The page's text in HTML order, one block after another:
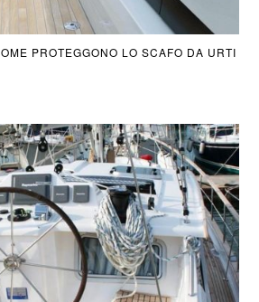
PROTEGGONO LO SCAFO DA URTI